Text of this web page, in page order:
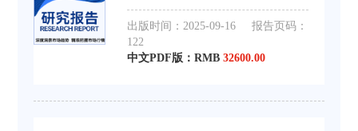
2031年收入规模将接近 亿元，2025-
2031年CAGR为 %。 2025年美国关税
措施的战略重构正重塑全球经济治理
规则，本文
出版时间：2025-09-16
报告页码：
122
中文PDF版：RMB32600.00